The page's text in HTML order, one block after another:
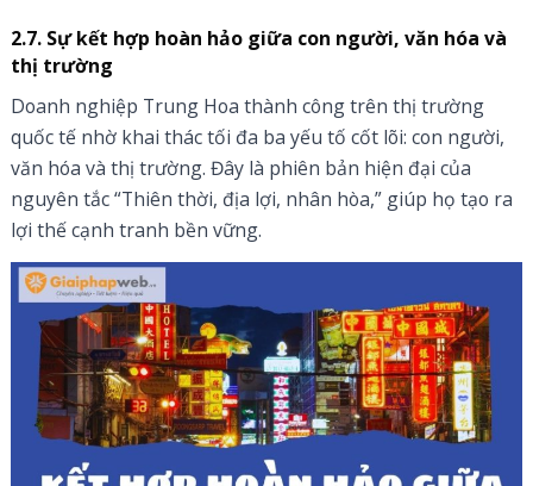
2.7. Sự kết hợp hoàn hảo giữa con người, văn hóa và
thị trường
Doanh nghiệp Trung Hoa thành công trên thị trường
quốc tế nhờ khai thác tối đa ba yếu tố cốt lõi: con người,
văn hóa và thị trường. Đây là phiên bản hiện đại của
nguyên tắc “Thiên thời, địa lợi, nhân hòa,” giúp họ tạo ra
lợi thế cạnh tranh bền vững.